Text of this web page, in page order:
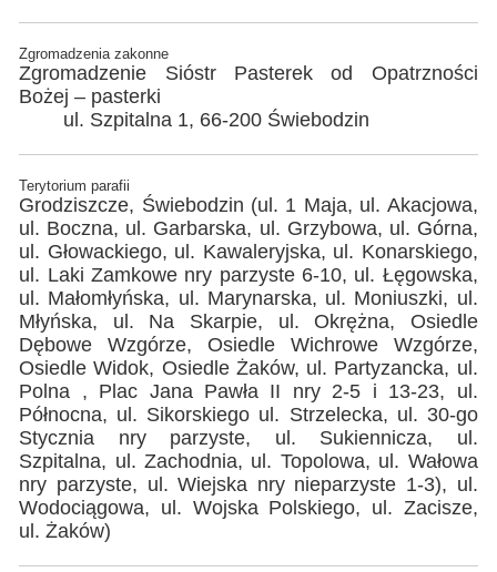
Zgromadzenia zakonne
Zgromadzenie Sióstr Pasterek od Opatrzności
Bożej – pasterki
ul. Szpitalna 1, 66-200 Świebodzin
Terytorium parafii
Grodziszcze, Świebodzin (ul. 1 Maja, ul. Akacjowa,
ul. Boczna, ul. Garbarska, ul. Grzybowa, ul. Górna,
ul. Głowackiego, ul. Kawaleryjska, ul. Konarskiego,
ul. Laki Zamkowe nry parzyste 6-10, ul. Łęgowska,
ul. Małomłyńska, ul. Marynarska, ul. Moniuszki, ul.
Młyńska, ul. Na Skarpie, ul. Okrężna, Osiedle
Dębowe Wzgórze, Osiedle Wichrowe Wzgórze,
Osiedle Widok, Osiedle Żaków, ul. Partyzancka, ul.
Polna , Plac Jana Pawła II nry 2-5 i 13-23, ul.
Północna, ul. Sikorskiego ul. Strzelecka, ul. 30-go
Stycznia nry parzyste, ul. Sukiennicza, ul.
Szpitalna, ul. Zachodnia, ul. Topolowa, ul. Wałowa
nry parzyste, ul. Wiejska nry nieparzyste 1-3), ul.
Wodociągowa, ul. Wojska Polskiego, ul. Zacisze,
ul. Żaków)